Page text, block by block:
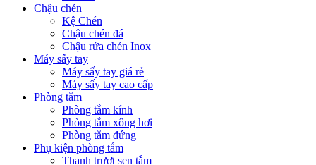
Chậu chén
Kệ Chén
Chậu chén đá
Chậu rửa chén Inox
Máy sấy tay
Máy sấy tay giá rẻ
Máy sấy tay cao cấp
Phòng tắm
Phòng tắm kính
Phòng tắm xông hơi
Phòng tắm đứng
Phụ kiện phòng tắm
Thanh trượt sen tắm